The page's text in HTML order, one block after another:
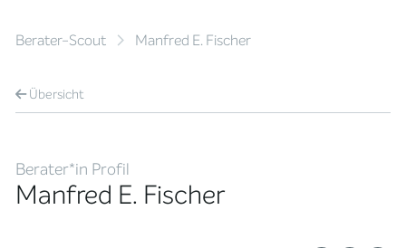
Berater-Scout Manfred E. Fischer
Übersicht
Berater*in Profil
Manfred E. Fischer